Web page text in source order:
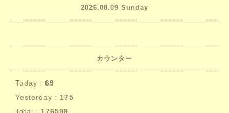
2026.08.09 Sunday
カウンター
Today : 69
Yesterday : 175
Total : 176599